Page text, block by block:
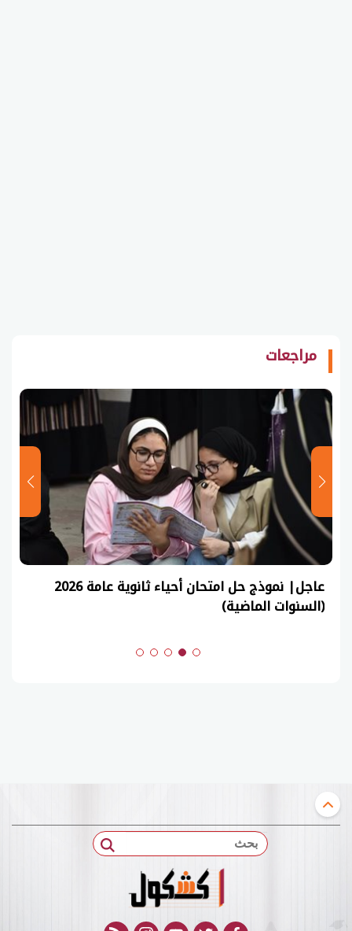
مراجعات
عاجل| نموذج حل امتحان أحياء ثانوية عامة 2026
(السنوات الماضية)
بحث